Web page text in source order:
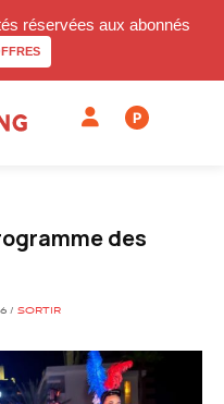
réservées aux abonnés
P
des
/ SORTIR